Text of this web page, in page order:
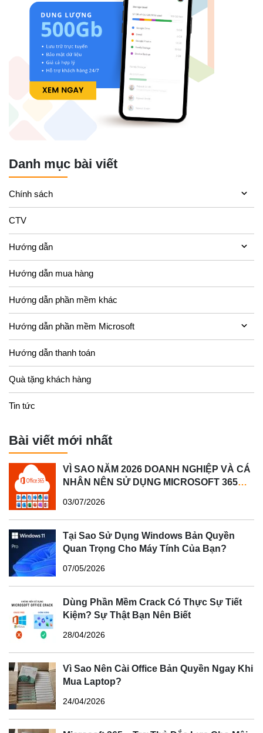
Danh mục bài viết
Chính sách
CTV
Hướng dẫn
Hướng dẫn mua hàng
Hướng dẫn phần mềm khác
Hướng dẫn phần mềm Microsoft
Hướng dẫn thanh toán
Quà tặng khách hàng
Tin tức
Bài viết mới nhất
VÌ SAO NĂM 2026 DOANH NGHIỆP VÀ CÁ
NHÂN NÊN SỬ DỤNG MICROSOFT 365
03/07/2026
Tại Sao Sử Dụng Windows Bản Quyền
Quan Trọng Cho Máy Tính Của Bạn?
07/05/2026
Dùng Phần Mềm Crack Có Thực Sự Tiết
Kiệm? Sự Thật Bạn Nên Biết
28/04/2026
Vì Sao Nên Cài Office Bản Quyền Ngay Khi
Mua Laptop?
24/04/2026